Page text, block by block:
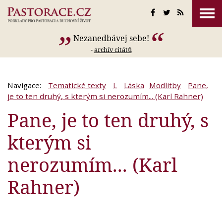
Nezanedbávej sebe!
-archív citátů
Navigace: Tematické texty L Láska Modlitby
Pane,
je to ten druhý, s kterým si nerozumím... (Karl Rahner)
Pane, je to ten druhý, s
kterým si
nerozumím... (Karl
Rahner)